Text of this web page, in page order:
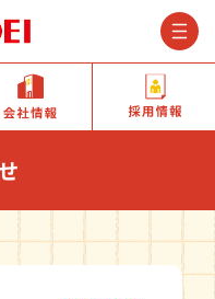
な情報 会社情報